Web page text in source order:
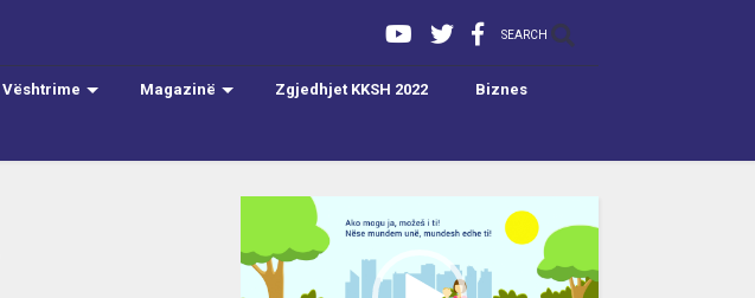
SEARCH
Vështrime Magazinë Zgjedhjet KKSH 2022 Biznes